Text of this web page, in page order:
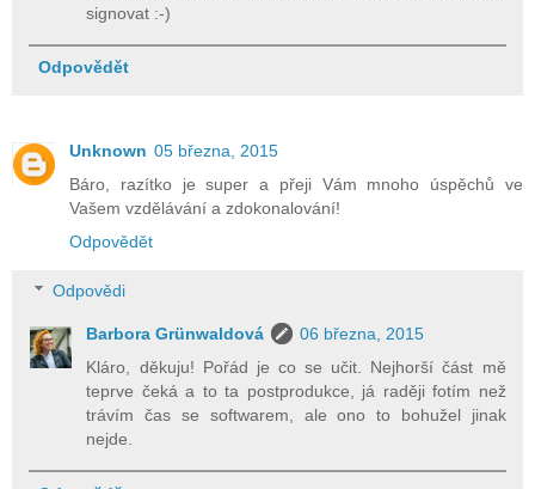
signovat :-)
Odpovědět
Unknown 05 března, 2015
Báro, razítko je super a přeji Vám mnoho úspěchů ve
Vašem vzdělávání a zdokonalování!
Odpovědět
Odpovědi
Barbora Grünwaldová
06 března, 2015
Kláro, děkuju! Pořád je co se učit. Nejhorší část mě
teprve čeká a to ta postprodukce, já raději fotím než
trávím čas se softwarem, ale ono to bohužel jinak
nejde.